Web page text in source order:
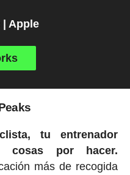
| Apple
tu entrenador
cosas por hacer.
más de recogida